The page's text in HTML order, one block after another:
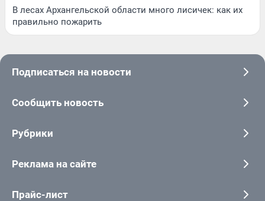
В лесах Архангельской области много лисичек: как их
правильно пожарить
Подписаться на новости
Сообщить новость
Рубрики
Реклама на сайте
Прайс-лист